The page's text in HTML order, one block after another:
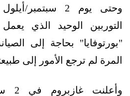
التوربين الوحيد الذي
"بورتوفايا" بحاجة إلى
المرة لم ترجع الأمور إلى